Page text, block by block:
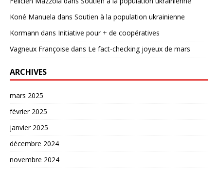
Koné Manuela dans Soutien à la population ukrainienne
Kormann dans Initiative pour + de coopératives
Vagneux Françoise dans Le fact-checking joyeux de mars
ARCHIVES
mars 2025
février 2025
janvier 2025
décembre 2024
novembre 2024